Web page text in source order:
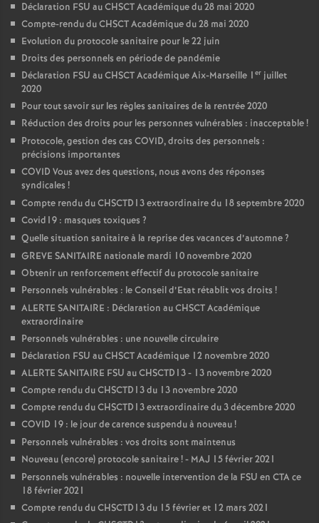
Déclaration FSU au CHSCT Académique du 28 mai 2020
Compte-rendu du CHSCT Académique du 28 mai 2020
Evolution du protocole sanitaire pour le 22 juin
Droits des personnels en période de pandémie
Déclaration FSU au CHSCT Académique Aix-Marseille 1 er juillet
2020
Pour tout savoir sur les règles sanitaires de la rentrée 2020
Réduction des droits pour les personnes vulnérables : inacceptable!
Protocole, gestion des cas COVID, droits des personnels :
précisions importantes
COVID Vous avez des questions, nous avons des réponses
syndicales !
Compte rendu du CHSCTD13 extraordinaire du 18 septembre 2020
Covid19 : masques toxiques ?
Quelle situation sanitaire à la reprise des vacances d’automne?
GREVE SANITAIRE nationale mardi 10 novembre 2020
Obtenir un renforcement effectif du protocole sanitaire
Personnels vulnérables : le Conseil d’Etat rétablit vos droits !
ALERTE SANITAIRE : Déclaration au CHSCT Académique
extraordinaire
Personnels vulnérables : une nouvelle circulaire
Déclaration FSU au CHSCT Académique 12 novembre 2020
ALERTE SANITAIRE FSU au CHSCTD13 - 13 novembre 2020
Compte rendu du CHSCTD13 du 13 novembre 2020
Compte rendu du CHSCTD13 extraordinaire du 3 décembre 2020
COVID 19 : le jour de carence suspendu à nouveau!
Personnels vulnérables : vos droits sont maintenus
Nouveau (encore) protocole sanitaire! - MAJ 15 février 2021
Personnels vulnérables : nouvelle intervention de la FSU en CTA ce
18 février 2021
Compte rendu du CHSCTD13 du 15 février et 12 mars 2021